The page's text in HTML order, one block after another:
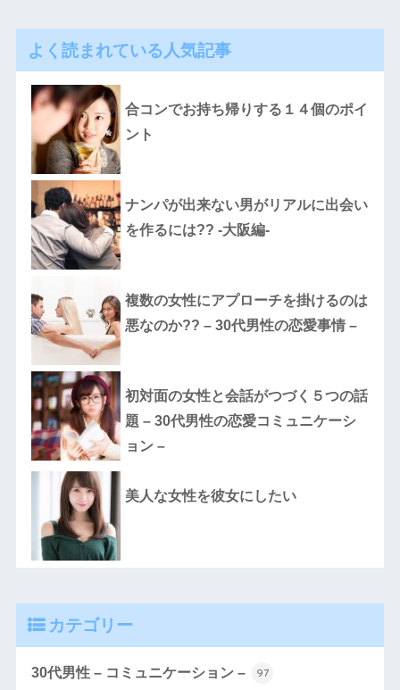
よく読まれている人気記事
合コンでお持ち帰りする１４個のポイ
ント
ナンパが出来ない男がリアルに出会い
を作るには?? -大阪編-
複数の女性にアプローチを掛けるのは
悪なのか?? – 30代男性の恋愛事情 –
初対面の女性と会話がつづく５つの話
題 – 30代男性の恋愛コミュニケーシ
ョン –
美人な女性を彼女にしたい
カテゴリー
30代男性 – コミュニケーション – 97